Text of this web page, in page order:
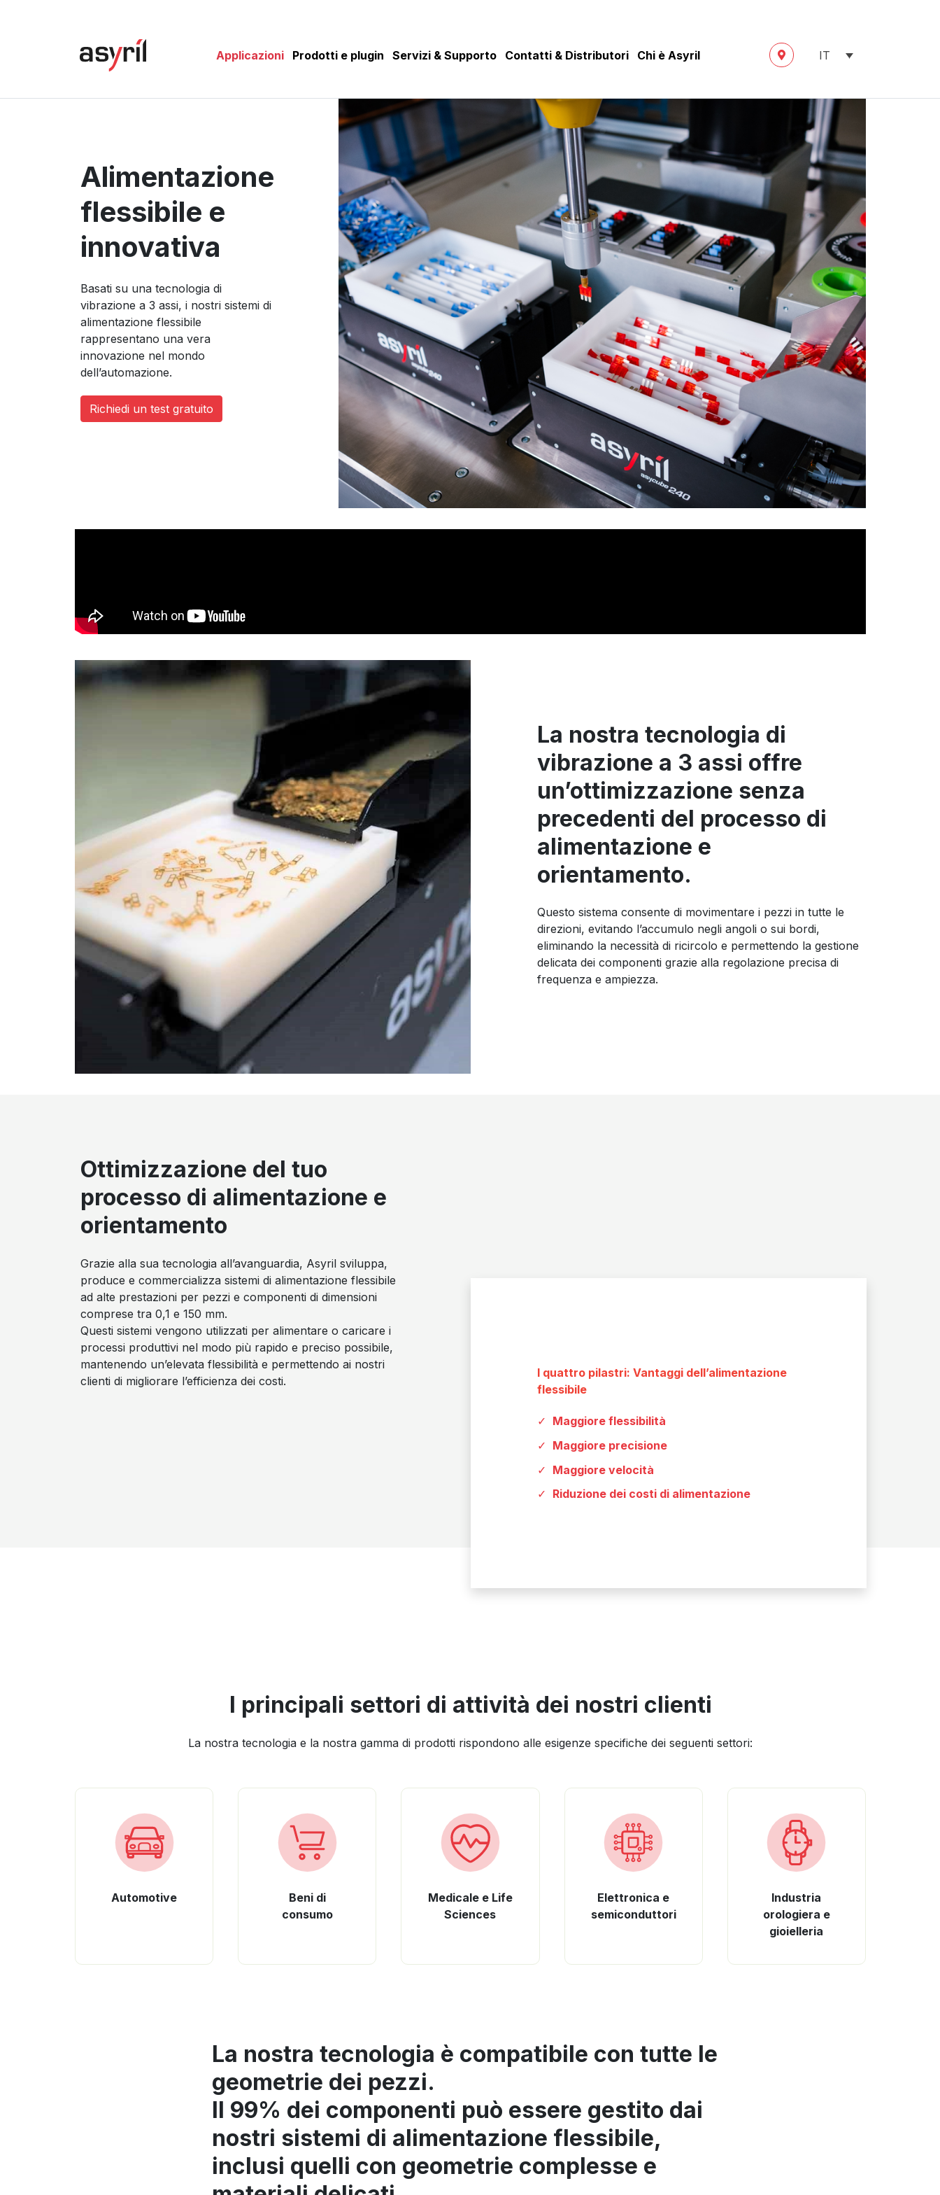
Applicazioni Prodotti e plugin Servizi & Supporto Contatti & Distributori Chi è Asyril IT
Alimentazione
flessibile e
innovativa
Basati su una tecnologia di
vibrazione a 3 assi, i nostri sistemi di
alimentazione flessibile
rappresentano una vera
innovazione nel mondo
dell’automazione.
Richiedi un test gratuito
La nostra tecnologia di
vibrazione a 3 assi offre
un’ottimizzazione senza
precedenti del processo di
alimentazione e
orientamento.
Questo sistema consente di movimentare i pezzi in tutte le
direzioni, evitando l’accumulo negli angoli o sui bordi,
eliminando la necessità di ricircolo e permettendo la gestione
delicata dei componenti grazie alla regolazione precisa di
frequenza e ampiezza.
Ottimizzazione del tuo
processo di alimentazione e
orientamento
Grazie alla sua tecnologia all’avanguardia, Asyril sviluppa,
produce e commercializza sistemi di alimentazione flessibile
ad alte prestazioni per pezzi e componenti di dimensioni
comprese tra 0,1 e 150 mm.
Questi sistemi vengono utilizzati per alimentare o caricare i
processi produttivi nel modo più rapido e preciso possibile,
mantenendo un’elevata flessibilità e permettendo ai nostri
clienti di migliorare l’efficienza dei costi.
I quattro pilastri: Vantaggi dell’alimentazione
flessibile
Maggiore flessibilità
Maggiore precisione
Maggiore velocità
Riduzione dei costi di alimentazione
I principali settori di attività dei nostri clienti
La nostra tecnologia e la nostra gamma di prodotti rispondono alle esigenze specifiche dei seguenti settori:
Automotive
Beni di
consumo
Medicale e Life
Sciences
Elettronica e
semiconduttori
Industria
orologiera e
gioielleria
La nostra tecnologia è compatibile con tutte le
geometrie dei pezzi.
Il 99% dei componenti può essere gestito dai
nostri sistemi di alimentazione flessibile,
inclusi quelli con geometrie complesse e